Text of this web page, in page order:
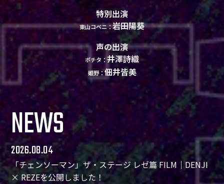
特別出演
東山コベニ：岩田陽葵
声の出演
ポチタ： 井澤詩織
姫野：佃井皆美
NEWS
2026.08.04
「チェンソーマン」ザ・ステージ レゼ篇 FILM｜DENJI
× REZEを公開しました！